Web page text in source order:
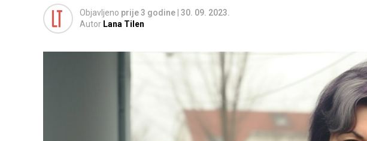
Objavljeno prije 3 godine 30. 09. 2023.
Autor Lana Tilen